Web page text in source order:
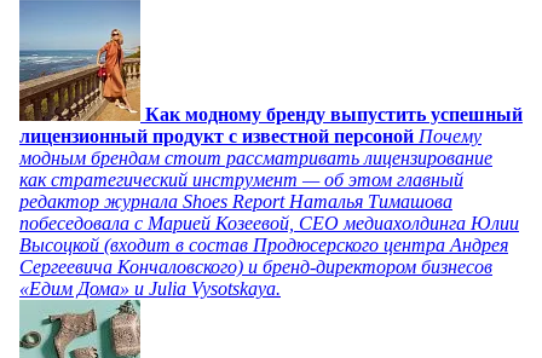
Как модному бренду выпустить успешный
лицензионный продукт с известной персоной Почему
модным брендам стоит рассматривать лицензирование
как стратегический инструмент — об этом главный
редактор журнала Shoes Report Наталья Тимашова
побеседовала с Марией Козеевой, СЕО медиахолдинга Юлии
Высоцкой (входит в состав Продюсерского центра Андрея
Сергеевича Кончаловского) и бренд-директором бизнесов
«Едим Дома» и Julia Vysotskaya.